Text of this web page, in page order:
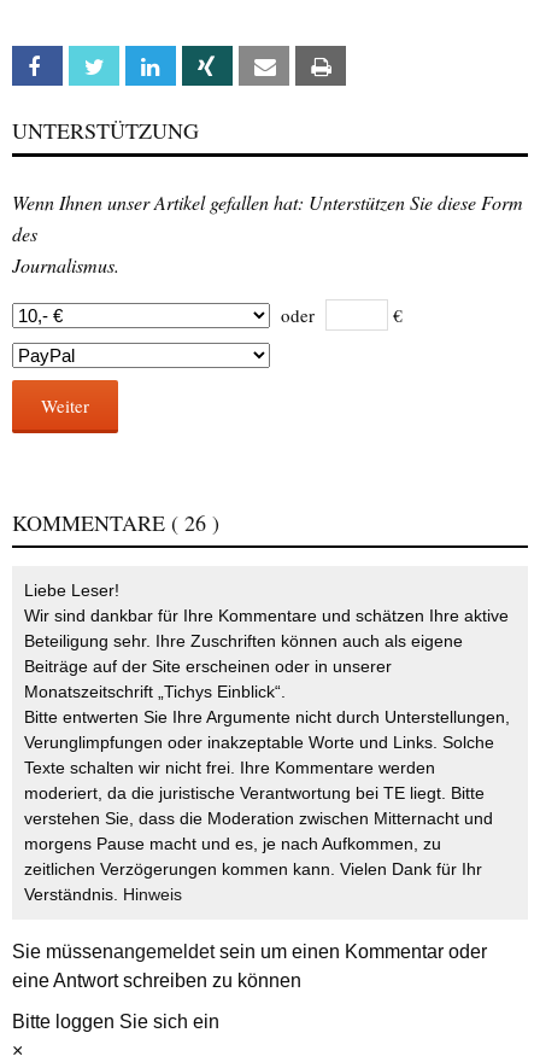
Facebook Twitter Linkedin Xing Email
UNTERSTÜTZUNG
Wenn Ihnen unser Artikel gefallen hat: Unterstützen Sie diese Form
des
Journalismus.
oder €
Weiter
KOMMENTARE ( 26 )
Liebe Leser!
Wir sind dankbar für Ihre Kommentare und schätzen Ihre aktive
Beteiligung sehr. Ihre Zuschriften können auch als eigene
Beiträge auf der Site erscheinen oder in unserer
Monatszeitschrift „Tichys Einblick“.
Bitte entwerten Sie Ihre Argumente nicht durch Unterstellungen,
Verunglimpfungen oder inakzeptable Worte und Links. Solche
Texte schalten wir nicht frei. Ihre Kommentare werden
moderiert, da die juristische Verantwortung bei TE liegt. Bitte
verstehen Sie, dass die Moderation zwischen Mitternacht und
morgens Pause macht und es, je nach Aufkommen, zu
zeitlichen Verzögerungen kommen kann. Vielen Dank für Ihr
Verständnis. Hinweis
Sie müssenangemeldetsein um einen Kommentar oder
eine Antwort schreiben zu können
Bitte loggen Sie sich ein
×